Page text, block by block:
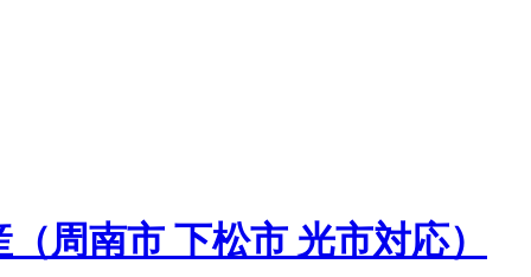
周南市 下松市 光市対応）